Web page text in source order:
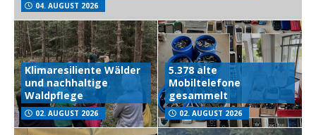
04. AUGUST 2026
Klimaresiliente Wälder
und nachhaltige
Waldpflege
02. AUGUST 2026
5.378 alte
Mobiltelefone
gesammelt
02. AUGUST 2026